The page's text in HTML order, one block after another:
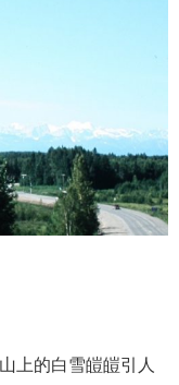
上的白雪皚皚引人